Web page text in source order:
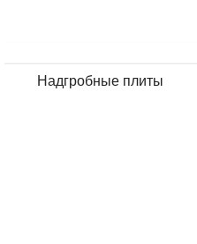
Надгробные плиты